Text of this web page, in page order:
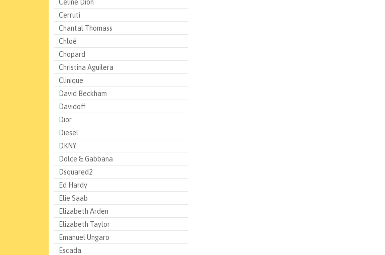
Celine Dion
Cerruti
Chantal Thomass
Chloé
Chopard
Christina Aguilera
Clinique
David Beckham
Davidoff
Dior
Diesel
DKNY
Dolce & Gabbana
Dsquared2
Ed Hardy
Elie Saab
Elizabeth Arden
Elizabeth Taylor
Emanuel Ungaro
Escada